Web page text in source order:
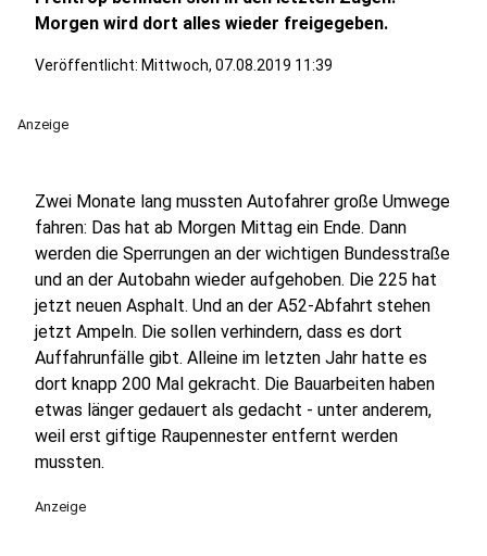
Morgen wird dort alles wieder freigegeben.
Veröffentlicht: Mittwoch, 07.08.2019 11:39
Anzeige
Zwei Monate lang mussten Autofahrer große Umwege
fahren: Das hat ab Morgen Mittag ein Ende. Dann
werden die Sperrungen an der wichtigen Bundesstraße
und an der Autobahn wieder aufgehoben. Die 225 hat
jetzt neuen Asphalt. Und an der A52-Abfahrt stehen
jetzt Ampeln. Die sollen verhindern, dass es dort
Auffahrunfälle gibt. Alleine im letzten Jahr hatte es
dort knapp 200 Mal gekracht. Die Bauarbeiten haben
etwas länger gedauert als gedacht - unter anderem,
weil erst giftige Raupennester entfernt werden
mussten.
Anzeige